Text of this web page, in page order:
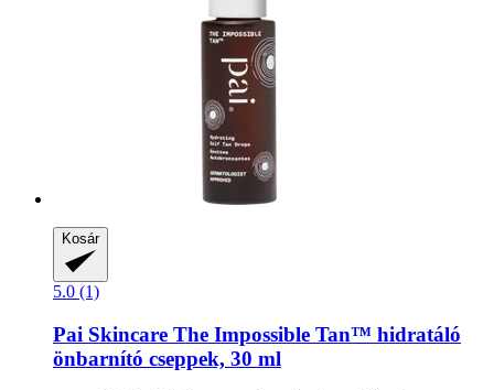
Kosár
5.0 (1)
Pai Skincare The Impossible Tan™ hidratáló
önbarnító cseppek, 30 ml